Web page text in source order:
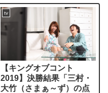
tv
【キングオブコント
2019】決勝結果「三村・
大竹（さまぁ～ず）の点